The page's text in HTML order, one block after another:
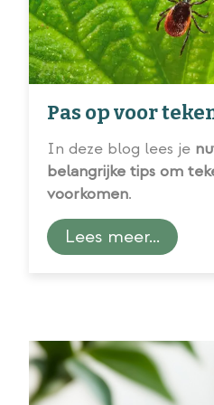
Pas op voor
In deze blog lees je
belangrijke tips om
voorkomen.
Lees meer...